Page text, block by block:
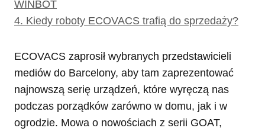
WINBOT
4. Kiedy roboty ECOVACS trafią do sprzedaży?
ECOVACS zaprosił wybranych przedstawicieli
mediów do Barcelony, aby tam zaprezentować
najnowszą serię urządzeń, które wyręczą nas
podczas porządków zarówno w domu, jak i w
ogrodzie. Mowa o nowościach z serii GOAT,